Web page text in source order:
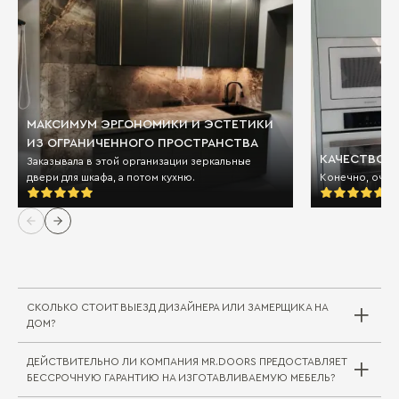
МАКСИМУМ ЭРГОНОМИКИ И ЭСТЕТИКИ
ИЗ ОГРАНИЧЕННОГО ПРОСТРАНСТВА
Заказывала в этой организации зеркальные
двери для шкафа, а потом кухню.
КАЧЕСТВО
Конечно,
СКОЛЬКО СТОИТ ВЫЕЗД ДИЗАЙНЕРА ИЛИ ЗАМЕРЩИКА НА
ДОМ?
Выезд дизайнера/замерщика в компании
ДЕЙСТВИТЕЛЬНО ЛИ КОМПАНИЯ MR.DOORS ПРЕДОСТАВЛЯЕТ
БЕССРОЧНУЮ ГАРАНТИЮ НА ИЗГОТАВЛИВАЕМУЮ МЕБЕЛЬ?